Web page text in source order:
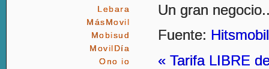
Lebara
MásMovil
Mobisud
MovilDía
Ono io
Un gran
Fuente:
« Tarifa LIBRE